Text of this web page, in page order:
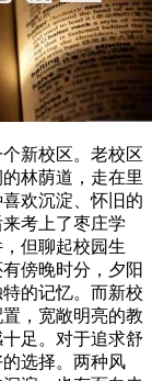
新校区。老校区
林荫道，走在里
欢沉淀、怀旧的
考上了枣庄学
但聊起校园生
傍晚时分，夕阳
的记忆。而新校
，宽敞明亮的教
足。对于追求舒
选择。两种风